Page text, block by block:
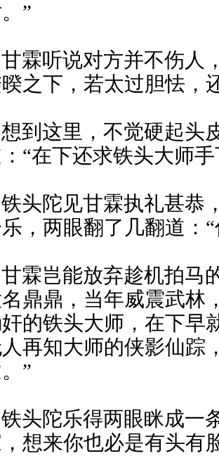
”
霖听说对方并不伤人
之下，若太过胆怯，
到这里，不觉硬起头
“在下还求铁头大师
头陀见甘霖执礼甚恭
，两眼翻了几翻道：
霖岂能放弃趁机拍马
鼎鼎，当年威震武林
的铁头大师，在下早
再知大师的侠影仙踪
”
头陀乐得两眼眯成一
想来你也必是有头有